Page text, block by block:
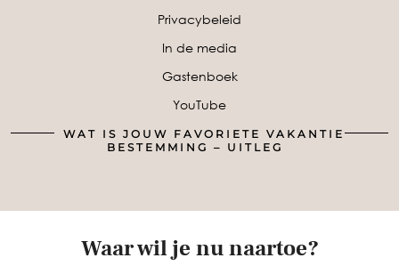
Privacybeleid
In de media
Gastenboek
YouTube
WAT IS JOUW FAVORIETE VAKANTIE
BESTEMMING – UITLEG
Waar wil je nu naartoe?